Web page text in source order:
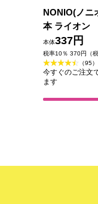
NONIO(ノニ
本 ライオン
本体337円
税率10％ 370円（税
（95）
今すぐのご注文
ます